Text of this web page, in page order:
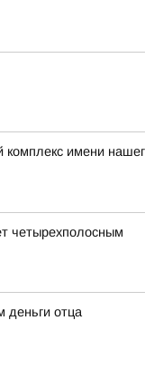
имени
четырехполосным
деньги отца